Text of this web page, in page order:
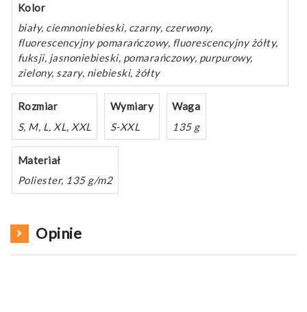
Kolor
biały, ciemnoniebieski, czarny, czerwony,
fluorescencyjny pomarańczowy, fluorescencyjny żółty,
fuksji, jasnoniebieski, pomarańczowy, purpurowy,
zielony, szary, niebieski, żółty
Rozmiar
S, M, L, XL, XXL
Wymiary
S-XXL
Waga
135 g
Materiał
Poliester, 135 g/m2
Opinie